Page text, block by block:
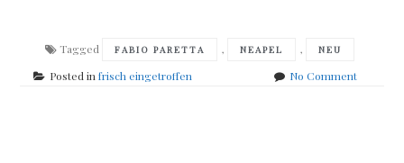
Tagged FABIO PARETTA , NEAPEL , NEU
Posted infrisch eingetroffen No Commenton